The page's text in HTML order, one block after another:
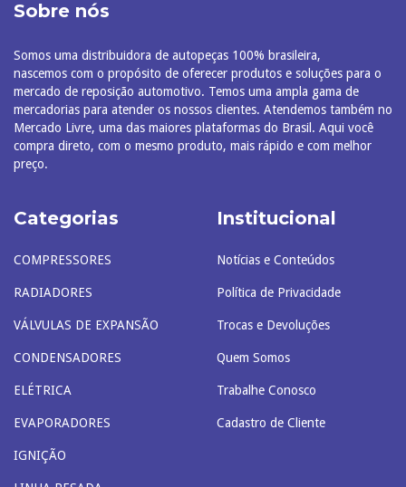
Sobre nós
Somos uma distribuidora de autopeças 100% brasileira,
nascemos com o propósito de oferecer produtos e soluções para o
mercado de reposição automotivo. Temos uma ampla gama de
mercadorias para atender os nossos clientes. Atendemos também no
Mercado Livre, uma das maiores plataformas do Brasil. Aqui você
compra direto, com o mesmo produto, mais rápido e com melhor
preço.
Categorias
COMPRESSORES
RADIADORES
VÁLVULAS DE EXPANSÃO
CONDENSADORES
ELÉTRICA
EVAPORADORES
IGNIÇÃO
Institucional
Notícias e Conteúdos
Política de Privacidade
Trocas e Devoluções
Quem Somos
Trabalhe Conosco
Cadastro de Cliente